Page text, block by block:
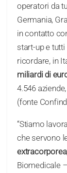
operatori da
Germania,
in contatto
start-up e
ricordare, in
miliardi di
4.546
(fonte
“Stiamo
che servono
extracorporea
Biomedicale